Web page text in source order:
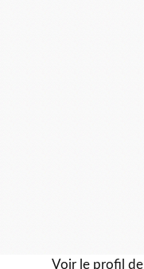
Voir le profil de